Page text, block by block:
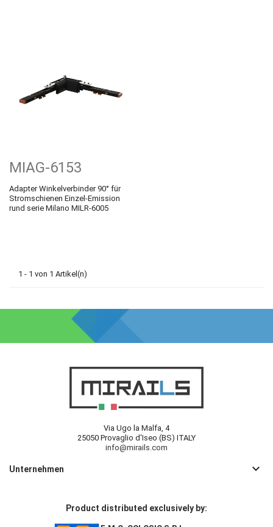
MIAG-6153
Adapter Winkelverbinder 90° für
Stromschienen Einzel-Emission
rund serie Milano MILR-6005
1 - 1 von 1 Artikel(n)
Via Ugo la Malfa, 4
25050 Provaglio d'Iseo (BS) ITALY
info@mirails.com
Unternehmen keyboard_arrow_down
Product distributed exclusively by: